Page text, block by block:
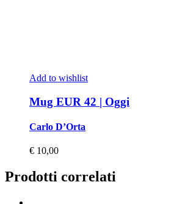
Add to wishlist
Mug EUR 42 | Oggi
Carlo D’Orta
€ 10,00
Prodotti correlati